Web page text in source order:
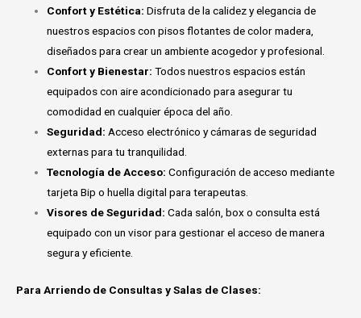
Confort y Estética:Disfruta de la calidez y elegancia de
nuestros espacios con pisos flotantes de color madera,
diseñados para crear un ambiente acogedor y profesional.
Confort y Bienestar:Todos nuestros espacios están
equipados con aire acondicionado para asegurar tu
comodidad en cualquier época del año.
Seguridad: Acceso electrónico y cámaras de seguridad
externas para tu tranquilidad.
Tecnología de Acceso:Configuración de acceso mediante
tarjeta Bip o huella digital para terapeutas.
Visores de Seguridad:Cada salón, box o consulta está
equipado con un visor para gestionar el acceso de manera
segura y eficiente.
Para Arriendo de Consultas y Salas de Clases: